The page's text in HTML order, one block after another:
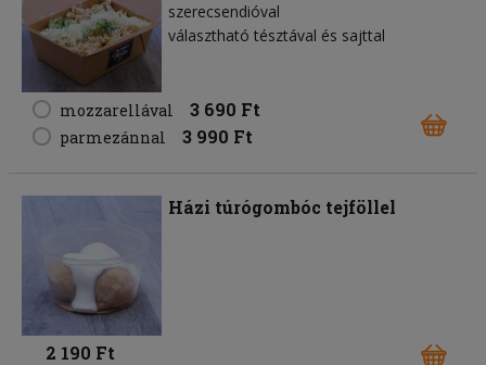
szerecsendióval
választható tésztával és sajttal
mozzarellával 3 690 Ft
parmezánnal 3 990 Ft
Házi túrógombóc tejföllel
2 190 Ft